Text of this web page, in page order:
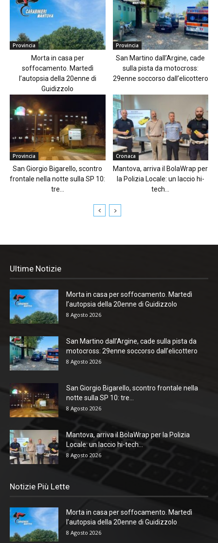
Provincia
Morta in casa per
soffocamento. Martedì
l’autopsia della 20enne di
Guidizzolo
Provincia
San Martino dall’Argine, cade
sulla pista da motocross:
29enne soccorso dall’elicottero
Provincia
San Giorgio Bigarello, scontro
frontale nella notte sulla SP 10:
tre...
Cronaca
Mantova, arriva il BolaWrap per
la Polizia Locale: un laccio hi-
tech...
Ultime Notizie
Morta in casa per soffocamento. Martedì
l’autopsia della 20enne di Guidizzolo
8 Agosto 2026
San Martino dall’Argine, cade sulla pista da
motocross: 29enne soccorso dall’elicottero
8 Agosto 2026
San Giorgio Bigarello, scontro frontale nella
notte sulla SP 10: tre...
8 Agosto 2026
Mantova, arriva il BolaWrap per la Polizia
Locale: un laccio hi-tech...
8 Agosto 2026
Notizie Più Lette
Morta in casa per soffocamento. Martedì
l’autopsia della 20enne di Guidizzolo
8 Agosto 2026